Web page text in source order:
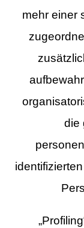
mehr einer
die